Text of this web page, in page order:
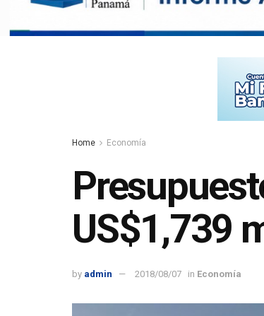
Home Economía
US$1,739
by admin 2018/08/07 in Economía